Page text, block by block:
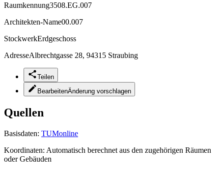
Raumkennung3508.EG.007
Architekten-Name00.007
StockwerkErdgeschoss
AdresseAlbrechtgasse 28, 94315 Straubing
Teilen
BearbeitenÄnderung vorschlagen
Quellen
Basisdaten: TUMonline
Koordinaten: Automatisch berechnet aus den zugehörigen Räumen
oder Gebäuden